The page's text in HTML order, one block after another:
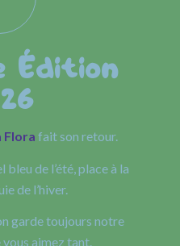
Édition
Flora fait son retour.
de l’été, place à la
de l’hiver.
garde toujours notre
aimez tant.